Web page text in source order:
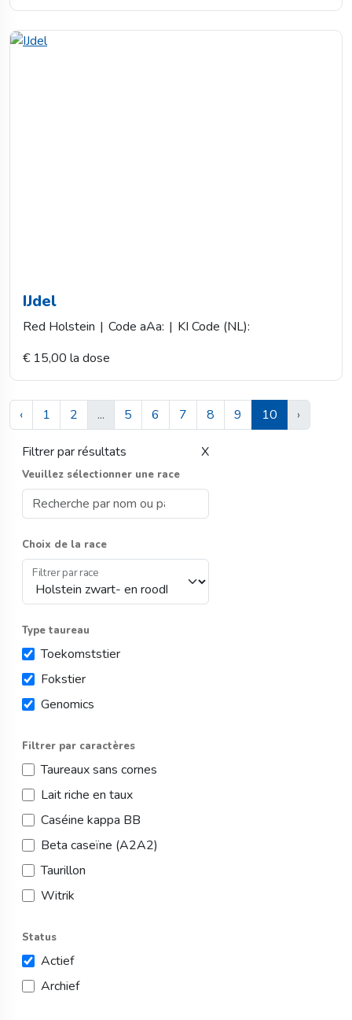
Filtrer par résultats X
Veuillez sélectionner une race
Choix de la race
Filtrer par race
Type taureau
Toekomststier
Fokstier
Genomics
Filtrer par caractères
Taureaux sans cornes
Lait riche en taux
Caséine kappa BB
Beta caseïne (A2A2)
Taurillon
Witrik
Status
Actief
Archief
IJdel
Red Holstein | Code aAa: | KI Code (NL):
€ 15,00 la dose
‹ 1 2 ... 5 6 7 8 9 10 ›